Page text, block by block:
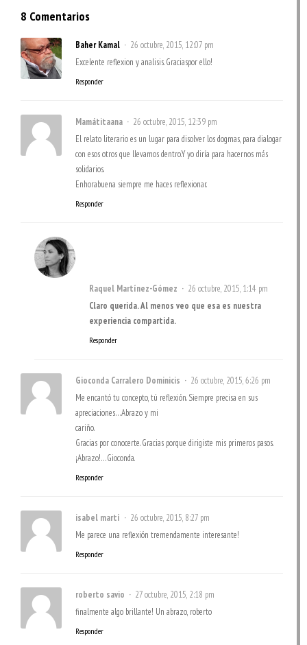
8 Comentarios
Baher Kamal
26 octubre, 2015, 12:07 pm
Excelente reflexion y analisis. Graciaspor ello!
Responder
Mamátitaana
26 octubre, 2015, 12:39 pm
El relato literario es un lugar para disolver los dogmas, para dialogar
con esos otros que llevamos dentro.Y yo diría para hacernos más
solidarios.
Enhorabuena siempre me haces reflexionar.
Responder
Raquel Martínez-Gómez
26 octubre, 2015, 1:14 pm
Claro querida. Al menos veo que esa es nuestra
experiencia compartida.
Responder
Gioconda Carralero Dominicis
26 octubre, 2015, 6:26 pm
Me encantó tu concepto, tú reflexión. Siempre precisa en sus
apreciaciones…Abrazo y mi
cariño.
Gracias por conocerte. Gracias porque dirigiste mis primeros pasos.
¡Abrazo!…Gioconda.
Responder
isabel martí
26 octubre, 2015, 8:27 pm
Me parece una reflexión tremendamente interesante!
Responder
roberto savio
27 octubre, 2015, 2:18 pm
finalmente algo brillante! Un abrazo, roberto
Responder